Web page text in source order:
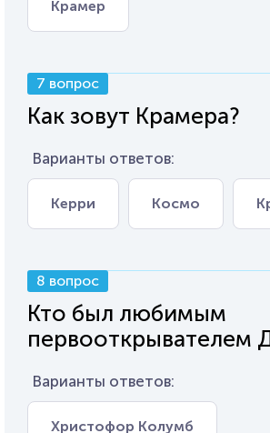
Крамер
7 вопрос
Как зовут Крамера?
Варианты ответов:
Керри Космо
8 вопрос
Кто был любимым
первооткрывателем
Варианты ответов:
Христофор Колумб